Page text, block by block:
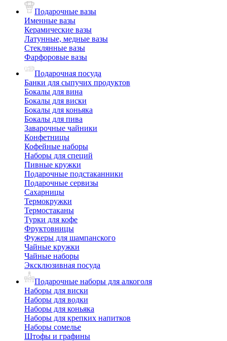
Подарочные вазы
Именные вазы
Керамические вазы
Латунные, медные вазы
Стеклянные вазы
Фарфоровые вазы
Подарочная посуда
Банки для сыпучих продуктов
Бокалы для вина
Бокалы для виски
Бокалы для коньяка
Бокалы для пива
Заварочные чайники
Конфетницы
Кофейные наборы
Наборы для специй
Пивные кружки
Подарочные подстаканники
Подарочные сервизы
Сахарницы
Термокружки
Термостаканы
Турки для кофе
Фруктовницы
Фужеры для шампанского
Чайные кружки
Чайные наборы
Эксклюзивная посуда
Подарочные наборы для алкоголя
Наборы для виски
Наборы для водки
Наборы для коньяка
Наборы для крепких напитков
Наборы сомелье
Штофы и графины